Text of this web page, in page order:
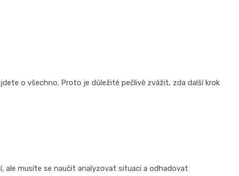
o všechno. Proto je důležité pečlivě zvážit, zda další krok
ale musíte se naučit analyzovat situaci a odhadovat